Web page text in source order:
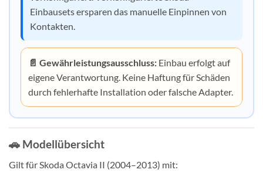
Einbausets ersparen das manuelle Einpinnen von
Kontakten.
📄 Gewährleistungsausschluss: Einbau erfolgt auf
eigene Verantwortung. Keine Haftung für Schäden
durch fehlerhafte Installation oder falsche Adapter.
🚗 Modellübersicht
Gilt für Skoda Octavia II (2004–2013) mit: